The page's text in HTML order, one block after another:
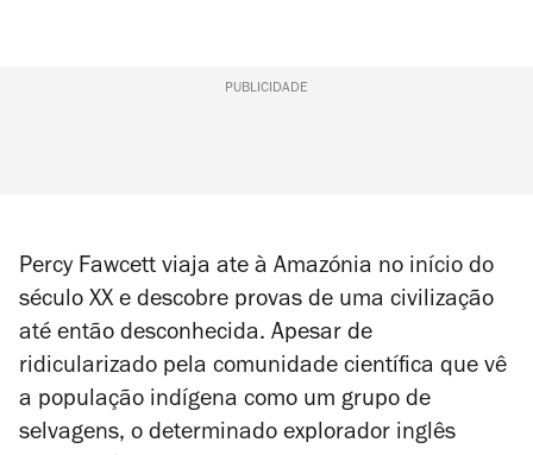
PUBLICIDADE
Percy Fawcett viaja ate à Amazónia no início do
século XX e descobre provas de uma civilização
até então desconhecida. Apesar de
ridicularizado pela comunidade científica que vê
a população indígena como um grupo de
selvagens, o determinado explorador inglês